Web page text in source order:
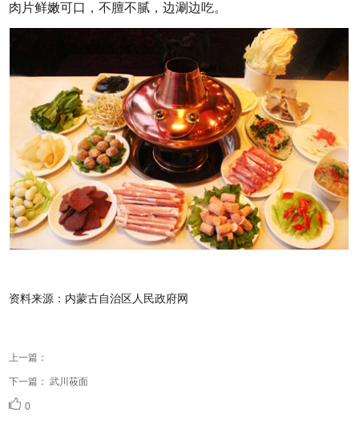
肉片鲜嫩可口，不膻不腻，边涮边吃。
资料来源：内蒙古自治区人民政府网
上一篇：
下一篇：武川莜面
0